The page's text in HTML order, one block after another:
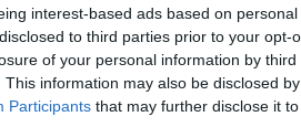
interest-based ads based on
to third parties prior to your opt-
of your personal information by third
This information may also be disclosed
Participants that may further disclose it
rinktinė
atranka